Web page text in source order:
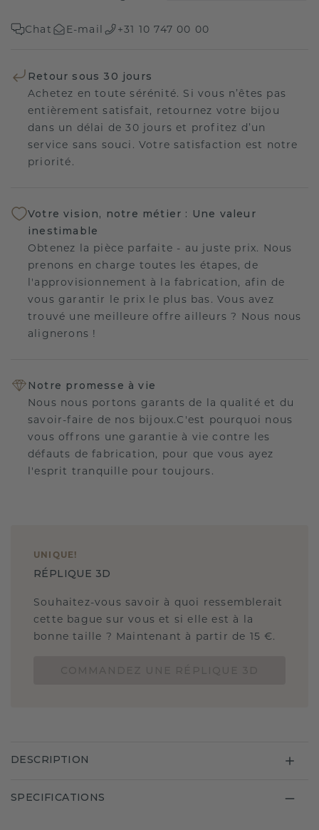
Chat E-mail +31 10 747 00 00
Retour sous 30 jours
Achetez en toute sérénité. Si vous n’êtes pas
entièrement satisfait, retournez votre bijou
dans un délai de 30 jours et profitez d’un
service sans souci. Votre satisfaction est notre
priorité.
Votre vision, notre métier : Une valeur
inestimable
Obtenez la pièce parfaite - au juste prix. Nous
prenons en charge toutes les étapes, de
l'approvisionnement à la fabrication, afin de
vous garantir le prix le plus bas. Vous avez
trouvé une meilleure offre ailleurs ? Nous nous
alignerons !
Notre promesse à vie
Nous nous portons garants de la qualité et du
savoir-faire de nos bijoux.C'est pourquoi nous
vous offrons une garantie à vie contre les
défauts de fabrication, pour que vous ayez
l'esprit tranquille pour toujours.
UNIQUE !
RÉPLIQUE 3D
Souhaitez-vous savoir à quoi ressemblerait
cette bague sur vous et si elle est à la
bonne taille ? Maintenant à partir de 15 €.
DESCRIPTION
SPECIFICATIONS